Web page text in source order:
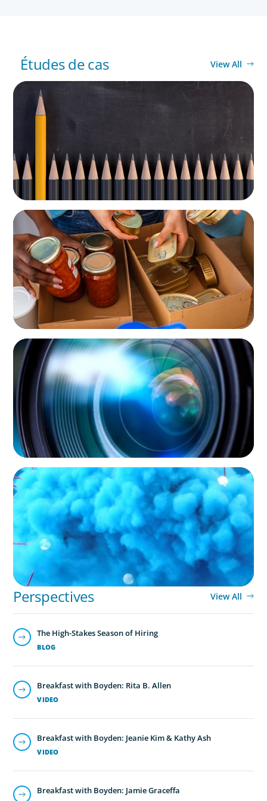
Études de cas View All
NOT-FOR-PROFIT
Strategic Turnaround: A CFO’s Role in
Rebuilding Culture and Financial Leadership
NOT-FOR-PROFIT
A New CEO for a New Chapter
NOT-FOR-PROFIT
Orchestrating a 'Picture-Perfect' AVP
Recruitment at UCF
NOT-FOR-PROFIT
Driving Growth in Higher Education:
Harnessing Data for Success
Perspectives View All
BLOG
The High-Stakes Season of Hiring
VIDEO
Breakfast with Boyden: Rita B. Allen
VIDEO
Breakfast with Boyden: Jeanie Kim & Kathy Ash
Breakfast with Boyden: Jamie Graceffa